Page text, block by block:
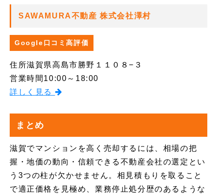
SAWAMURA不動産 株式会社澤村
Google口コミ高評価
住所滋賀県高島市勝野１１０８−３
営業時間 10:00～18:00
詳しく見る
まとめ
滋賀でマンションを高く売却するには、相場の把
握・地価の動向・信頼できる不動産会社の選定とい
う3つの柱が欠かせません。相見積もりを取ること
で適正価格を見極め、業務停止処分歴のあるような